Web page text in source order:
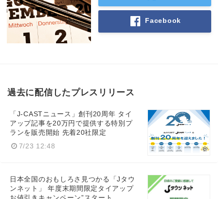
Facebook
過去に配信したプレスリリース
「J-CASTニュース」創刊20周年 タイ
アップ記事を20万円で提供する特別プ
ランを販売開始 先着20社限定
7/23 12:48
日本全国のおもしろさ見つかる「Jタウ
ンネット」 年度末期間限定タイアップ